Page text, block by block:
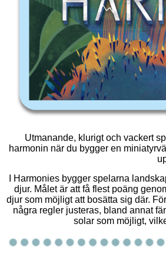
Utmanande, klurigt och vackert
harmonin när du bygger en
I Harmonies bygger spelarna
djur. Målet är att få flest poäng
djur som möjligt att bosätta sig där.
några regler justeras, bland annat
solar som möjligt,